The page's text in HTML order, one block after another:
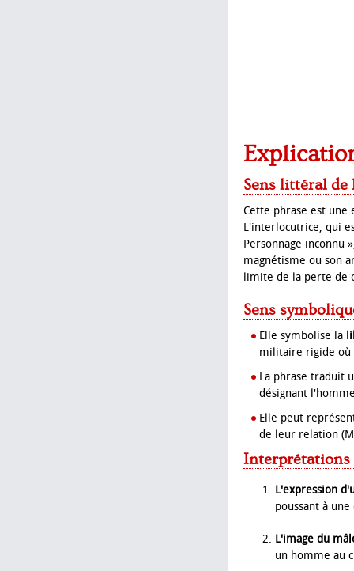
Sens littéral de
Cette phrase est
L'interlocutrice, qui
Personnage inconnu
magnétisme ou son
limite de la perte de
Sens
Elle symbolise la
militaire rigide où
La phrase traduit
désignant
Elle peut
de leur relation
Interprétations
L'expression
poussant à
L'image du
un homme au